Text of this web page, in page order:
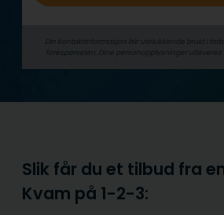
Din kontaktinformasjon blir utelukkende brukt i
forespørselen. Dine person­­opplysninger
Slik får du et tilbud fra
Kvam på 1-2-3: